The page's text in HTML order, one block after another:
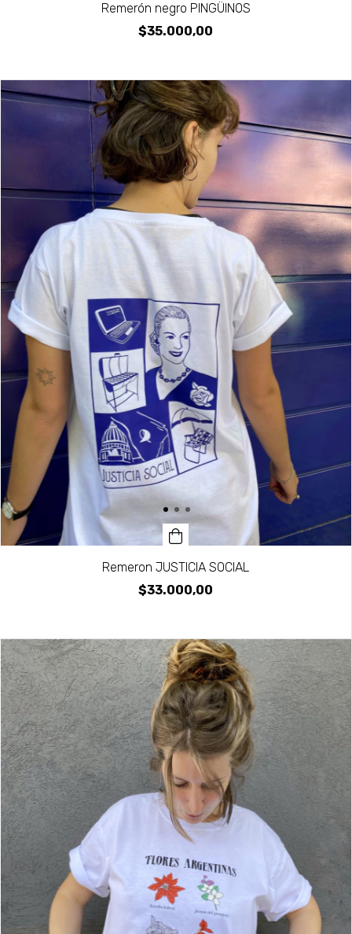
Remerón negro PINGÜINOS
$35.000,00
Remeron JUSTICIA SOCIAL
$33.000,00